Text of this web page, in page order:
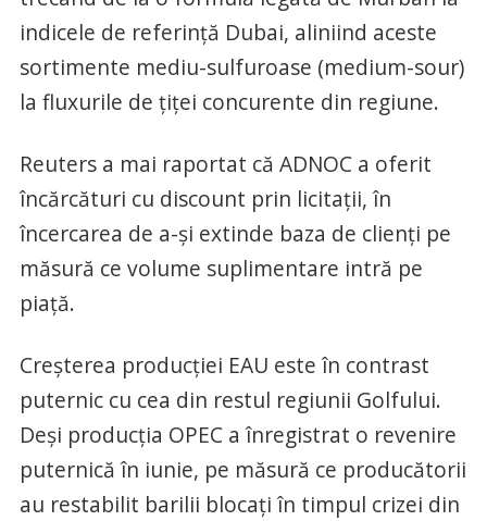
indicele de referință Dubai, aliniind aceste
sortimente mediu-sulfuroase (medium-sour)
la fluxurile de țiței concurente din regiune.
Reuters a mai raportat că ADNOC a oferit
încărcături cu discount prin licitații, în
încercarea de a-și extinde baza de clienți pe
măsură ce volume suplimentare intră pe
piață.
Creșterea producției EAU este în contrast
puternic cu cea din restul regiunii Golfului.
Deși producția OPEC a înregistrat o revenire
puternică în iunie, pe măsură ce producătorii
au restabilit barilii blocați în timpul crizei din